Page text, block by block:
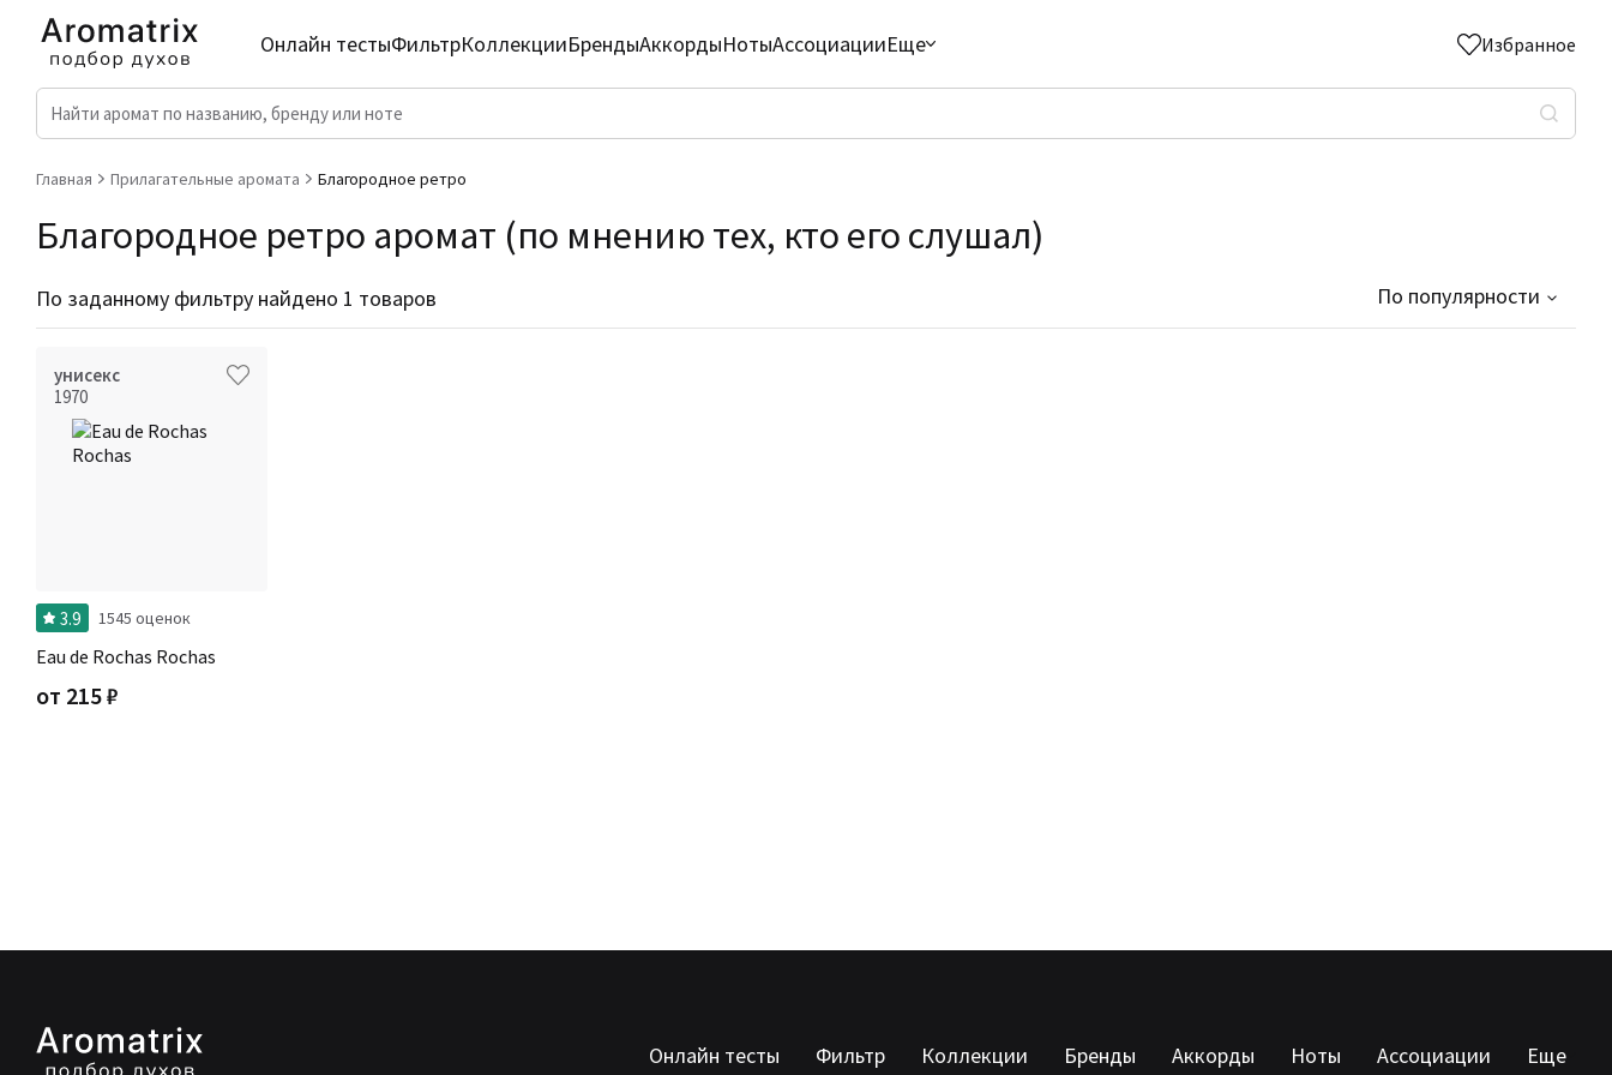
Онлайн тестыФильтрКоллекцииБрендыАккордыНотыАссоциацииЕще Избранное
Главная Прилагательные аромата Благородное ретро
Благородное ретро аромат (по мнению тех, кто его слушал)
По заданному фильтру найдено 1 товаров По популярности
унисекс
1970
3.9 1545 оценок
Eau de Rochas Rochas
от 215₽
Онлайн тесты Фильтр Коллекции Бренды Аккорды Ноты Ассоциации Еще